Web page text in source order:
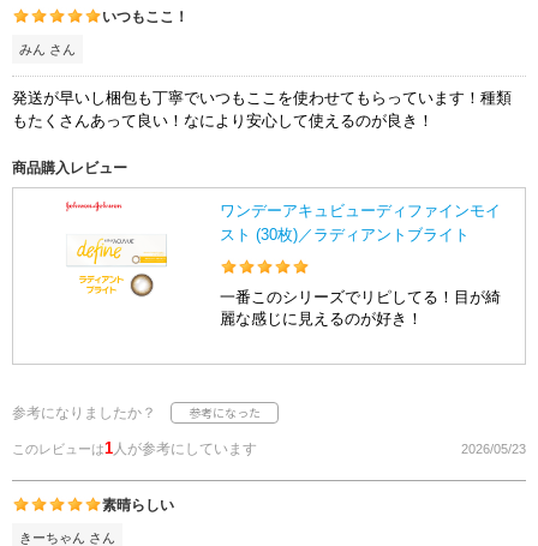
いつもここ！
みん さん
発送が早いし梱包も丁寧でいつもここを使わせてもらっています！種類
もたくさんあって良い！なにより安心して使えるのが良き！
商品購入レビュー
ワンデーアキュビューディファインモイ
スト (30枚)／ラディアントブライト
一番このシリーズでリピしてる！目が綺
麗な感じに見えるのが好き！
参考になりましたか？
このレビューは1 人が参考にしています 2026/05/23
素晴らしい
きーちゃん さん